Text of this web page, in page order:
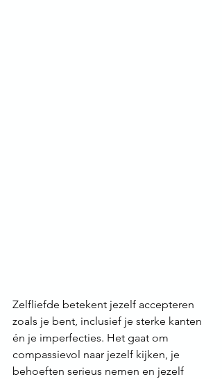
Zelfliefde betekent jezelf accepteren
zoals je bent, inclusief je sterke kanten
én je imperfecties. Het gaat om
compassievol naar jezelf kijken, je
behoeften serieus nemen en jezelf